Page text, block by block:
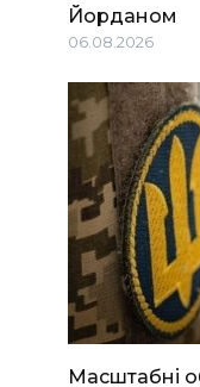
Йорданом
06.08.2026
Масштабні